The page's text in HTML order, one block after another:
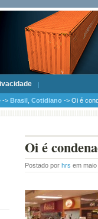
-> Brasil Cotidiano -> Oi é
Oi é
Postado por hrs em